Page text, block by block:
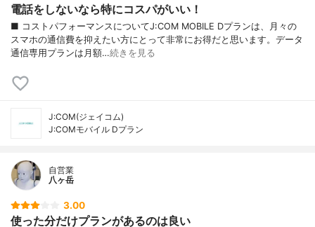
電話をしないなら特にコスパがいい！
■ コストパフォーマンスについてJ:COM MOBILE Dプランは、月々の
スマホの通信費を抑えたい方にとって非常にお得だと思います。データ
通信専用プランは月額…続きを見る
J:COM(ジェイコム)
J:COMモバイル Dプラン
自営業
八ヶ岳
3.00
使った分だけプランがあるのは良い